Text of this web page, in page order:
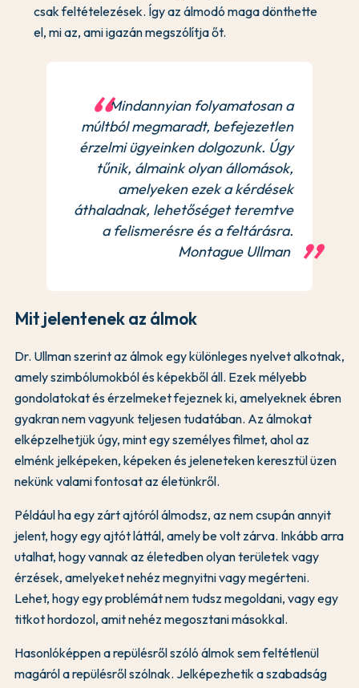
csak feltételezések. Így az álmodó maga dönthette
el, mi az, ami igazán megszólítja őt.
Mindannyian folyamatosan a
múltból megmaradt, befejezetlen
érzelmi ügyeinken dolgozunk. Úgy
tűnik, álmaink olyan állomások,
amelyeken ezek a kérdések
áthaladnak, lehetőséget teremtve
a felismerésre és a feltárásra.
Montague Ullman
Mit jelentenek az álmok
Dr. Ullman szerint az álmok egy különleges nyelvet alkotnak,
amely szimbólumokból és képekből áll. Ezek mélyebb
gondolatokat és érzelmeket fejeznek ki, amelyeknek ébren
gyakran nem vagyunk teljesen tudatában. Az álmokat
elképzelhetjük úgy, mint egy személyes filmet, ahol az
elménk jelképeken, képeken és jeleneteken keresztül üzen
nekünk valami fontosat az életünkről.
Például ha egy zárt ajtóról álmodsz, az nem csupán annyit
jelent, hogy egy ajtót láttál, amely be volt zárva. Inkább arra
utalhat, hogy vannak az életedben olyan területek vagy
érzések, amelyeket nehéz megnyitni vagy megérteni.
Lehet, hogy egy problémát nem tudsz megoldani, vagy egy
titkot hordozol, amit nehéz megosztani másokkal.
Hasonlóképpen a repülésről szóló álmok sem feltétlenül
magáról a repülésről szólnak. Jelképezhetik a szabadság